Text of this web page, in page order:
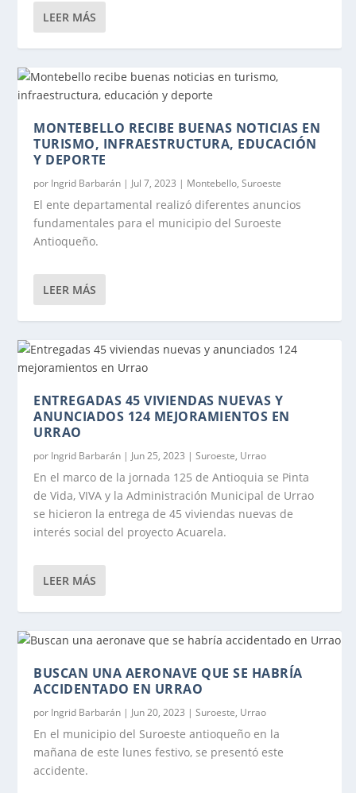
LEER MÁS
MONTEBELLO RECIBE BUENAS NOTICIAS EN
TURISMO, INFRAESTRUCTURA, EDUCACIÓN
Y DEPORTE
por Ingrid Barbarán | Jul 7, 2023 | Montebello,Suroeste
El ente departamental realizó diferentes anuncios
fundamentales para el municipio del Suroeste
Antioqueño.
LEER MÁS
ENTREGADAS 45 VIVIENDAS NUEVAS Y
ANUNCIADOS 124 MEJORAMIENTOS EN
URRAO
por Ingrid Barbarán | Jun 25, 2023 |Suroeste, Urrao
En el marco de la jornada 125 de Antioquia se Pinta
de Vida, VIVA y la Administración Municipal de Urrao
se hicieron la entrega de 45 viviendas nuevas de
interés social del proyecto Acuarela.
LEER MÁS
BUSCAN UNA AERONAVE QUE SE HABRÍA
ACCIDENTADO EN URRAO
por Ingrid Barbarán | Jun 20, 2023 |Suroeste, Urrao
En el municipio del Suroeste antioqueño en la
mañana de este lunes festivo, se presentó este
accidente.